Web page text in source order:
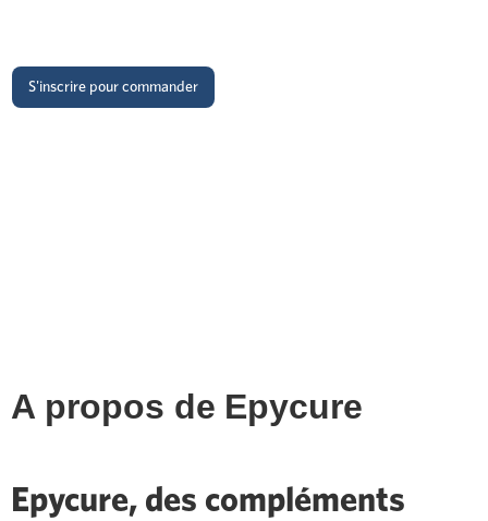
S'inscrire pour commander
A propos de Epycure
Epycure, des compléments